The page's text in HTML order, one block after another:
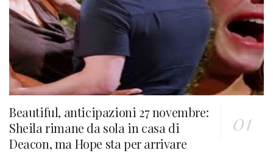
Beautiful, anticipazioni 27 novembre:
Sheila rimane da sola in casa di
Deacon, ma Hope sta per arrivare